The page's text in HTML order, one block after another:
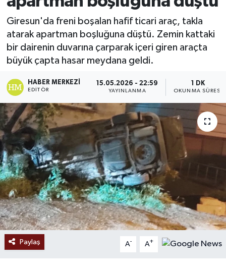
Giresun'da freni boşalan hafif ticari araç, takla
atarak apartman boşluğuna düştü. Zemin kattaki
bir dairenin duvarına çarparak içeri giren araçta
büyük çapta hasar meydana geldi.
HABER MERKEZI
EDITÖR
15.05.2026 - 22:59
YAYINLANMA
1 DK
OKUNMA SÜRESI
Paylaş A- A+
Ekonomi
Sağlık